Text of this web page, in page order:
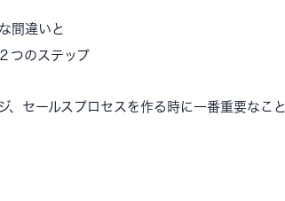
間違いと
つのステップ
、セールスプロセスを作る時に一番重要なこと